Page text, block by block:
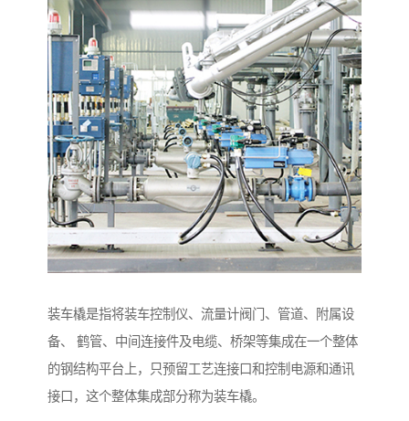
装车橇是指将装车控制仪、流量计阀门、管道、附属设
备、 鹤管、中间连接件及电缆、桥架等集成在一个整体
的钢结构平台上，只预留工艺连接口和控制电源和通讯
接口，这个整体集成部分称为装车橇。